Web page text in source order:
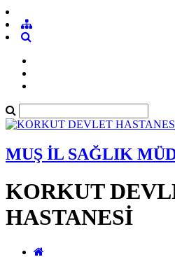
MUŞ İL SAĞLIK
KORKUT
HASTANESİ